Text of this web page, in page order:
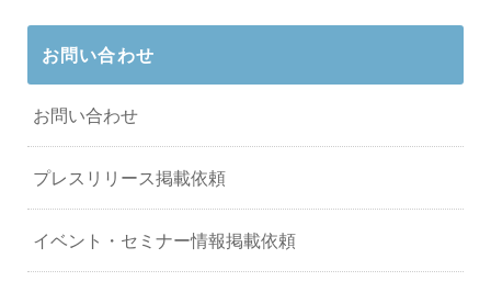
お問い合わせ
お問い合わせ
プレスリリース掲載依頼
イベント・セミナー情報掲載依頼